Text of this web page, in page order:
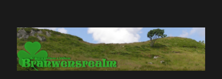
Branwensrealm.com